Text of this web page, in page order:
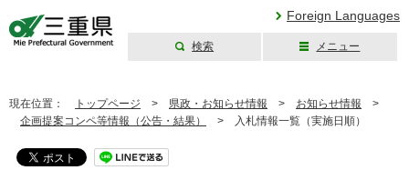
Foreign Languages
検索 メニュー
現在位置： トップページ > 県政・お知らせ情報 > お知らせ情報 >
企画提案コンペ等情報（公告・結果）
> 入札情報一覧（実施日順）